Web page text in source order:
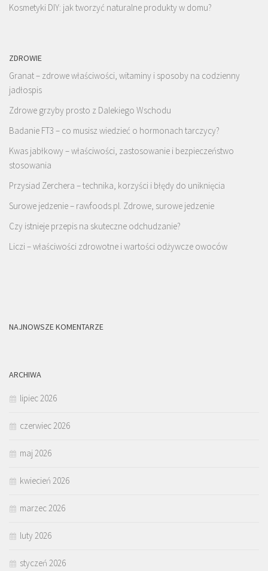
Kosmetyki DIY: jak tworzyć naturalne produkty w domu?
ZDROWIE
Granat – zdrowe właściwości, witaminy i sposoby na codzienny
jadłospis
Zdrowe grzyby prosto z Dalekiego Wschodu
Badanie FT3 – co musisz wiedzieć o hormonach tarczycy?
Kwas jabłkowy – właściwości, zastosowanie i bezpieczeństwo
stosowania
Przysiad Zerchera – technika, korzyści i błędy do uniknięcia
Surowe jedzenie – rawfoods.pl. Zdrowe, surowe jedzenie
Czy istnieje przepis na skuteczne odchudzanie?
Liczi – właściwości zdrowotne i wartości odżywcze owoców
NAJNOWSZE KOMENTARZE
ARCHIWA
lipiec 2026
czerwiec 2026
maj 2026
kwiecień 2026
marzec 2026
luty 2026
styczeń 2026